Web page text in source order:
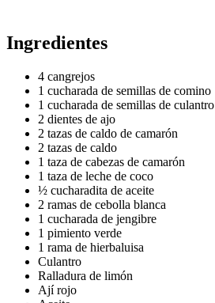
Ingredientes
4 cangrejos
1 cucharada de semillas de comino
1 cucharada de semillas de culantro
2 dientes de ajo
2 tazas de caldo de camarón
2 tazas de caldo
1 taza de cabezas de camarón
1 taza de leche de coco
½ cucharadita de aceite
2 ramas de cebolla blanca
1 cucharada de jengibre
1 pimiento verde
1 rama de hierbaluisa
Culantro
Ralladura de limón
Ají rojo